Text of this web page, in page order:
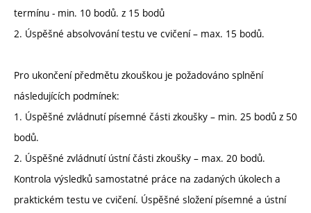
termínu - min. 10 bodů. z 15 bodů
2. Úspěšné absolvování testu ve cvičení – max. 15 bodů.
Pro ukončení předmětu zkouškou je požadováno splnění
následujících podmínek:
1. Úspěšné zvládnutí písemné části zkoušky – min. 25 bodů z 50
bodů.
2. Úspěšné zvládnutí ústní části zkoušky – max. 20 bodů.
Kontrola výsledků samostatné práce na zadaných úkolech a
praktickém testu ve cvičení. Úspěšné složení písemné a ústní